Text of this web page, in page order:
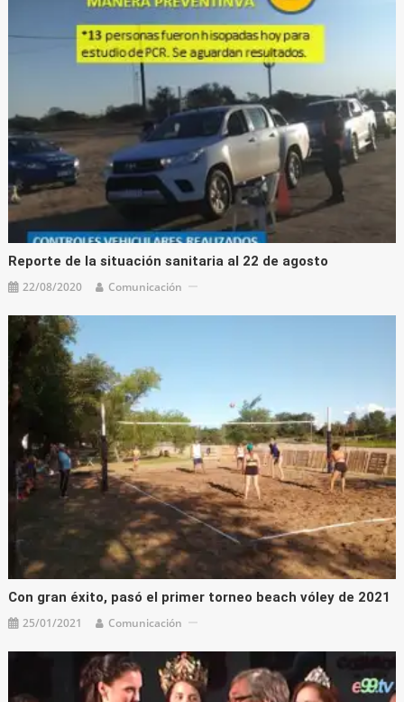
Reporte de la situación sanitaria al 22 de agosto
22/08/2020 Comunicación
Con gran éxito, pasó el primer torneo beach vóley de 2021
25/01/2021 Comunicación